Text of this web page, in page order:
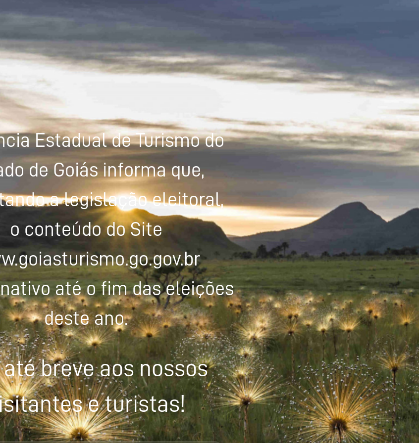
Estadual de Turismo do
de Goiás informa que,
a legislação eleitoral,
o conteúdo do Site
até o fim das eleições
deste ano.
breve aos nossos
e turistas!